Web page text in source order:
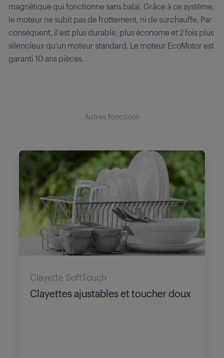
magnétique qui fonctionne sans balai. Grâce à ce système,
le moteur ne subit pas de frottement, ni de surchauffe. Par
conséquent, il est plus durable, plus économe et 2 fois plus
silencieux qu’un moteur standard. Le moteur EcoMotor est
garanti 10 ans pièces.
Autres fonctions
Clayette SoftTouch
Clayettes ajustables et toucher doux